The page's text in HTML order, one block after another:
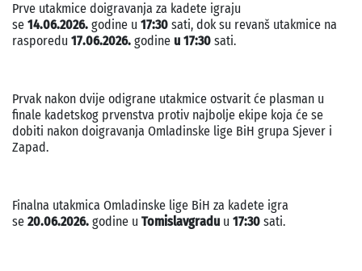
Prve utakmice doigravanja za kadete igraju
se 14.06.2026. godine u 17:30 sati, dok su revanš utakmice na
rasporedu 17.06.2026. godine u 17:30 sati.
Prvak nakon dvije odigrane utakmice ostvarit će plasman u
finale kadetskog prvenstva protiv najbolje ekipe koja će se
dobiti nakon doigravanja Omladinske lige BiH grupa Sjever i
Zapad.
Finalna utakmica Omladinske lige BiH za kadete igra
se 20.06.2026. godine u Tomislavgradu u 17:30 sati.